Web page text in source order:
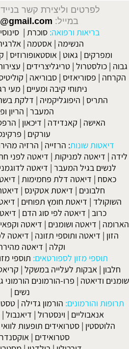
לפרטים וליצירת קשר בנייד: 052-
במייל:
בריאות ורפואה: סוכרת |
הנשימה | אסטמה |
ומפרקים | גאוט | אוסטאופורוזיס |
גבוה |כולסטרול |טריגליצרידים |
הקרחה | פסוריאזיס |סבוריאה |
ניתוחי קיבה ומעיים | מעי
התריס | היפוגליקמיה | דלקת
המעבר | הריון
האישה | קאנדידה | דיכאון |
עורקים |
דיאטות שונות: הרזייה | הרזיה
לידה | דיאטה למניקות | דיאטה לפני
לנשים בגיל המעבר | דיאטה
כאסח | דיאטה דלת פחמימות |
חלבונים | דיאטת אטקינס |
השוקולד | דיאטת חומץ תפוחים |
כרוב | דיאטה לפי סוג הדם |
הארומה | דיאטה ושומנים | דיאטה
הזון | דיאטה ותוספי תזונה | דיאטה
וקלה | דיאטה
תוספי מזון לספורטאים: תוספי
חלבון | אבקות לעלייה במשקל |
שומנים ודיאטה | פרו-הורמונים הורמוני
נשים |
תרופות והורמונים: הורמון גדילה |
אנאבוליים | וינסטרול | דיאנבול |
הלוטסטין | סטרואידים תופעות לוואי
סטרואידים |